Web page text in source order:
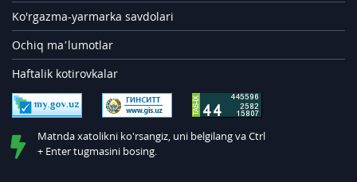
Ko'rgazma-yarmarka savdolari
Ochiq ma’lumotlar
Haftalik kotirovkalar
Matnda xatolikni ko'rsangiz, uni belgilang va Ctrl
+ Enter tugmasini bosing.